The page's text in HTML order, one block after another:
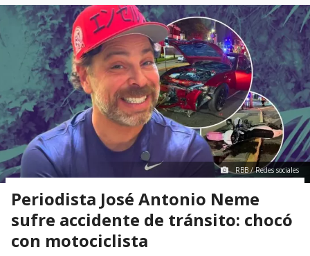
RBB / Redes sociales
Periodista José Antonio Neme
sufre accidente de tránsito: chocó
con motociclista